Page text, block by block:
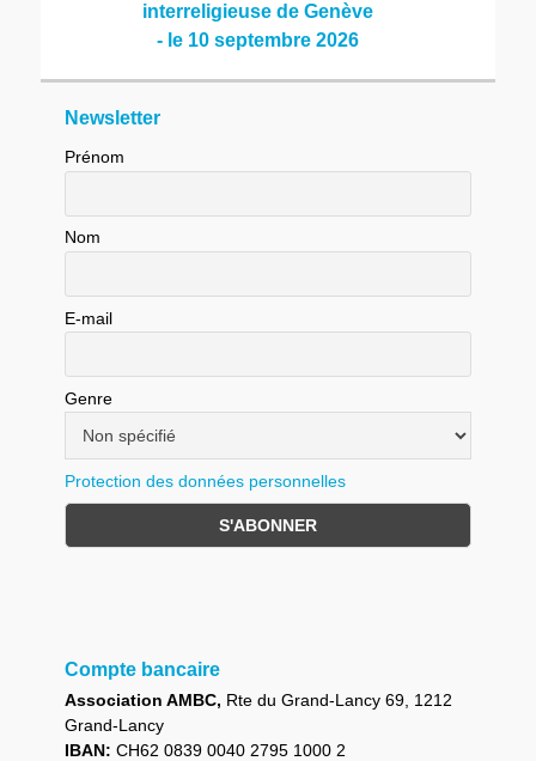
interreligieuse de Genève
- le 10 septembre 2026
Newsletter
Prénom
Nom
E-mail
Genre
Protection des données personnelles
Compte bancaire
Association AMBC, Rte du Grand-Lancy 69, 1212
Grand-Lancy
IBAN: CH62 0839 0040 2795 1000 2